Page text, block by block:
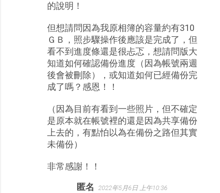
的說明！
但想請問因為我原相簿的容量約有310
ＧＢ，照步驟操作後應該是完成了，但
看不到進度條還是很忐忑，想請問版大
知道如何確認備份進度（因為帳號兩週
後會被刪除），或知道如何已經備份完
成了嗎？感恩！！
（因為目前有看到一些照片，但不確定
是原本就在帳號裡的還是因為共享備份
上去的，有點怕以為在備份之路但其實
未備份）
非常感謝！！
匿名 2022年5月6日 上午10:36